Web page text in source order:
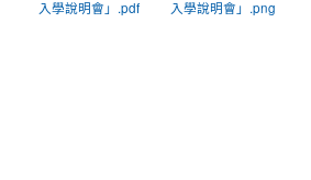
入學說明會」.pdf
入學說明會」.png